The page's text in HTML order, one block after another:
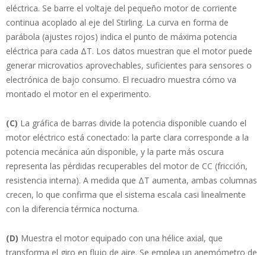
eléctrica. Se barre el voltaje del pequeño motor de corriente
continua acoplado al eje del Stirling. La curva en forma de
parábola (ajustes rojos) indica el punto de máxima potencia
eléctrica para cada ΔT. Los datos muestran que el motor puede
generar microvatios aprovechables, suficientes para sensores o
electrónica de bajo consumo. El recuadro muestra cómo va
montado el motor en el experimento.
(C) La gráfica de barras divide la potencia disponible cuando el
motor eléctrico está conectado: la parte clara corresponde a la
potencia mecánica aún disponible, y la parte más oscura
representa las pérdidas recuperables del motor de CC (fricción,
resistencia interna). A medida que ΔT aumenta, ambas columnas
crecen, lo que confirma que el sistema escala casi linealmente
con la diferencia térmica nocturna.
(D) Muestra el motor equipado con una hélice axial, que
transforma el giro en flujo de aire. Se emplea un anemómetro de